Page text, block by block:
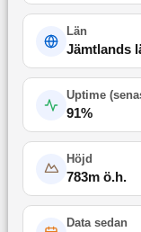
Län
Jämtlands
Uptime (
91%
Höjd
783m ö.h.
Data sedan